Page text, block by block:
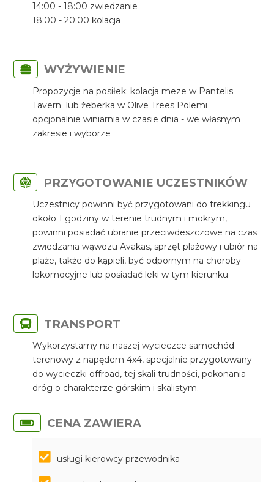
14:00 - 18:00 zwiedzanie
18:00 - 20:00 kolacja
WYŻYWIENIE
Propozycje na posiłek: kolacja meze w Pantelis
Tavern lub żeberka w Olive Trees Polemi
opcjonalnie winiarnia w czasie dnia - we własnym
zakresie i wyborze
PRZYGOTOWANIE UCZESTNIKÓW
Uczestnicy powinni być przygotowani do trekkingu
około 1 godziny w terenie trudnym i mokrym,
powinni posiadać ubranie przeciwdeszczowe na czas
zwiedzania wąwozu Avakas, sprzęt plażowy i ubiór na
plaże, także do kąpieli, być odpornym na choroby
lokomocyjne lub posiadać leki w tym kierunku
TRANSPORT
Wykorzystamy na naszej wycieczce samochód
terenowy z napędem 4x4, specjalnie przygotowany
do wycieczki offroad, tej skali trudności, pokonania
dróg o charakterze górskim i skalistym.
CENA ZAWIERA
usługi kierowcy przewodnika